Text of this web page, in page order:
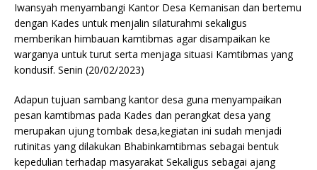
Iwansyah menyambangi Kantor Desa Kemanisan dan bertemu
dengan Kades untuk menjalin silaturahmi sekaligus
memberikan himbauan kamtibmas agar disampaikan ke
warganya untuk turut serta menjaga situasi Kamtibmas yang
kondusif. Senin (20/02/2023)
Adapun tujuan sambang kantor desa guna menyampaikan
pesan kamtibmas pada Kades dan perangkat desa yang
merupakan ujung tombak desa,kegiatan ini sudah menjadi
rutinitas yang dilakukan Bhabinkamtibmas sebagai bentuk
kepedulian terhadap masyarakat Sekaligus sebagai ajang